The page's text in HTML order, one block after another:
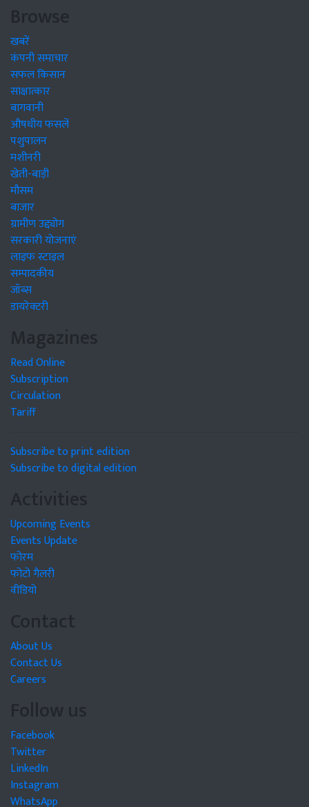
Browse
खबरें
कंपनी समाचार
सफल किसान
साक्षात्कार
बागवानी
औषधीय फसलें
पशुपालन
मशीनरी
खेती-बाड़ी
मौसम
बाजार
ग्रामीण उद्द्योग
सरकारी योजनाएं
लाइफ स्टाइल
सम्पादकीय
जॉब्स
डायरेक्टरी
Magazines
Read Online
Subscription
Circulation
Tariff
Subscribe to print edition
Subscribe to digital edition
Activities
Upcoming Events
Events Update
फोरम
फोटो गैलरी
वीडियो
Contact
About Us
Contact Us
Careers
Follow us
Facebook
Twitter
LinkedIn
Instagram
WhatsApp